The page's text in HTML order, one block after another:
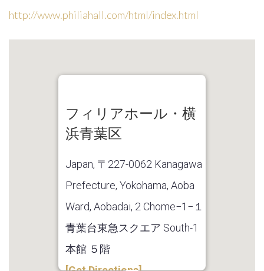
http://www.philiahall.com/html/index.html
フィリアホール・横
浜青葉区
Japan, 〒227-0062 Kanagawa
Prefecture, Yokohama, Aoba
Ward, Aobadai, 2 Chome−1−１
青葉台東急スクエア South-1
本館 ５階
Remember
Forgot
your
password?
Forgot
your
username?